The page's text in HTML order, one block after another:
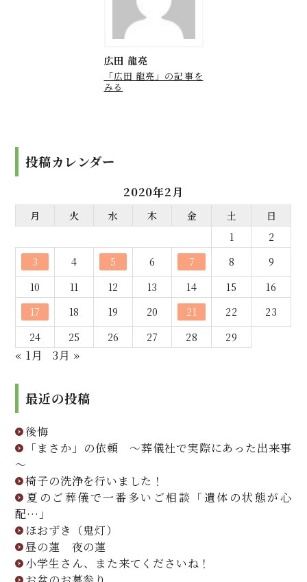
広田 龍亮
「広田 龍亮」の記事を
みる
投稿カレンダー
2020年2月
月 火 水 木 金 土
日
1
2
3
4 5 6 7 8
9
10
11 12 13 14 15
16
17
18 19 20 21 22
23
24
25 26 27 28 29
« 1月 3月 »
最近の投稿
後悔
「まさか」の依頼 ～葬儀社で実際にあった出来事
～
椅子の洗浄を行いました！
夏のご葬儀で一番多いご相談「遺体の状態が心
配…」
ほおずき（鬼灯）
昼の蓮 夜の蓮
小学生さん、また来てくださいね！